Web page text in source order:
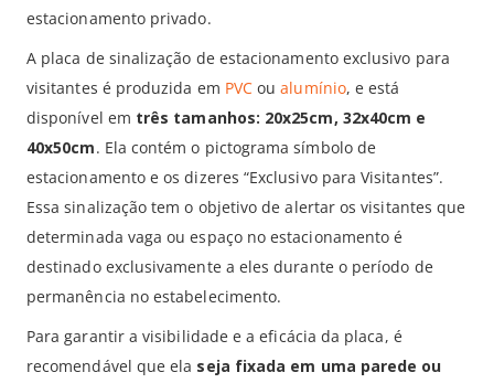
estacionamento privado.
A placa de sinalização de estacionamento exclusivo para
visitantes é produzida em PVC oualumínio, e está
disponível em três tamanhos: 20x25cm, 32x40cm e
40x50cm. Ela contém o pictograma símbolo de
estacionamento e os dizeres “Exclusivo para Visitantes”.
Essa sinalização tem o objetivo de alertar os visitantes que
determinada vaga ou espaço no estacionamento é
destinado exclusivamente a eles durante o período de
permanência no estabelecimento.
Para garantir a visibilidade e a eficácia da placa, é
recomendável que ela seja fixada em uma parede ou